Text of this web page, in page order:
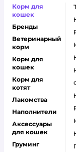
Корм для
кошек
Бренды
Ветеринарный
корм
Корм для
кошек
Корм для
котят
Лакомства
Наполнители
Аксессуары
для кошек
Груминг